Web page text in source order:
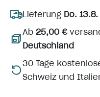
Lieferung Do.
Ab 25,00 €
Deutschland
30 Tage
Schweiz und